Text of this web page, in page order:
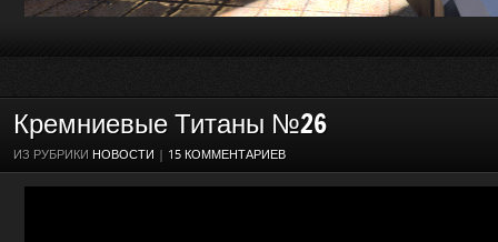
Кремниевые Титаны №26
ИЗ РУБРИКИ НОВОСТИ | 15 КОММЕНТАРИЕВ